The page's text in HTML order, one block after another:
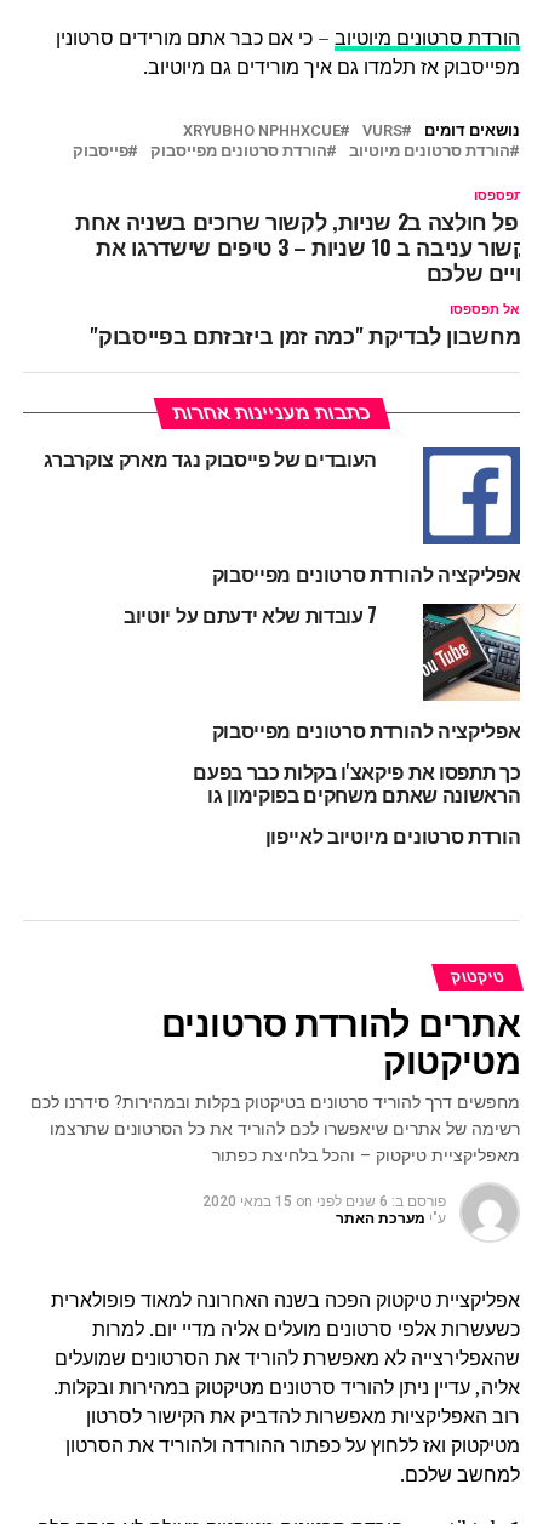
הורדת סרטונים מיוטיוב– כי אם כבר אתם מורידים סרטונין
מפייסבוק אז תלמדו גם איך מורידים גם מיוטיוב.
נושאים דומים VURS
XRYUBHO NPHHXCUE
הורדת סרטונים מיוטיוב
הורדת סרטונים מפייסבוק פייסבוק
תפספסו
לקפל חולצה ב2 שניות, לקשור שרוכים בשניה אחת
ולקשור עניבה ב 10 שניות – 3 טיפים שישדרגו את
שלכם
אל תפספסו
מחשבון לבדיקת "כמה זמן ביזבזתם בפייסבוק"
כתבות מעניינות אחרות
העובדים של פייסבוק נגד מארק צוקרברג
אפליקציה להורדת סרטונים מפייסבוק
7 עובדות שלא ידעתם על יוטיוב
אפליקציה להורדת סרטונים מפייסבוק
כך תתפסו את פיקאצ'ו בקלות כבר בפעם
הראשונה שאתם משחקים בפוקימון גו
הורדת סרטונים מיוטיוב לאייפון
טיקטוק
אתרים להורדת סרטונים
מטיקטוק
מחפשים דרך להוריד סרטונים בטיקטוק בקלות ובמהירות? סידרנו לכם
רשימה של אתרים שיאפשרו לכם להוריד את כל הסרטונים שתרצמו
מאפליקציית טיקטוק – והכל בלחיצת כפתור
פורסם ב: 6 שנים לפני on 15 במאי 2020
ע"י מערכת האתר
אפליקציית טיקטוק הפכה בשנה האחרונה למאוד פופולארית
כשעשרות אלפי סרטונים מועלים אליה מדיי יום. למרות
שהאפלירצייה לא מאפשרת להוריד את הסרטונים שמועלים
אליה, עדיין ניתן להוריד סרטונים מטיקטוק במהירות ובקלות.
רוב האפליקציות מאפשרות להדביק את הקישור לסרטון
מטיקטוק ואז ללחוץ על כפתור ההורדה ולהוריד את הסרטון
למחשב שלכם.